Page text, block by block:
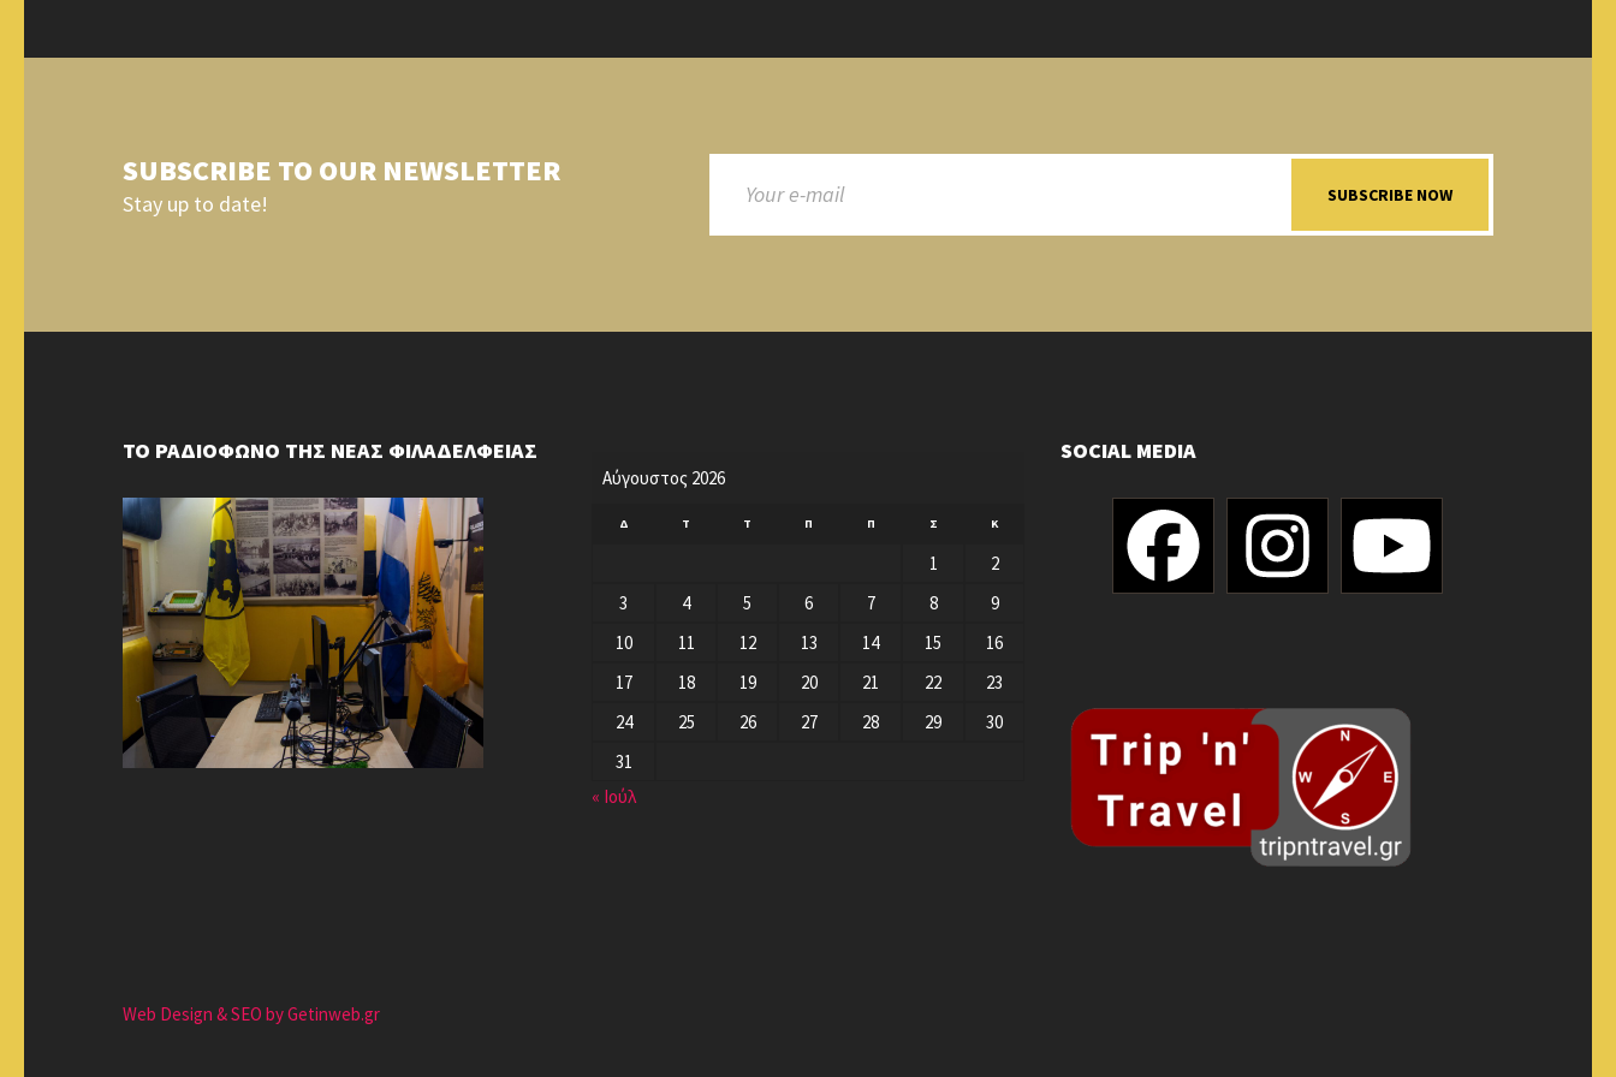
SUBSCRIBE TO OUR NEWSLETTER
Stay up to date! SUBSCRIBE NOW
ΤΟ ΡΑΔΙΟΦΩΝΟ ΤΗΣ ΝΕΑΣ ΦΙΛΑΔΕΛΦΕΙΑΣ
Αύγουστος 2026
Δ Τ Τ Π Π Σ Κ
1
2
3
4 5 6 7 8
9
10
11 12 13 14 15
16
17
18 19 20 21 22
23
24
25 26 27 28 29
30
31
« Ιούλ
SOCIAL MEDIA
Web Design & SEO by Getinweb.gr